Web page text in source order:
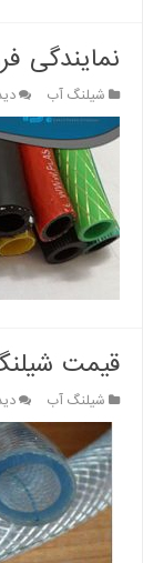
نمایندگی فروش شیلنگ
شیلنگ آب
قیمت
شیلنگ آب